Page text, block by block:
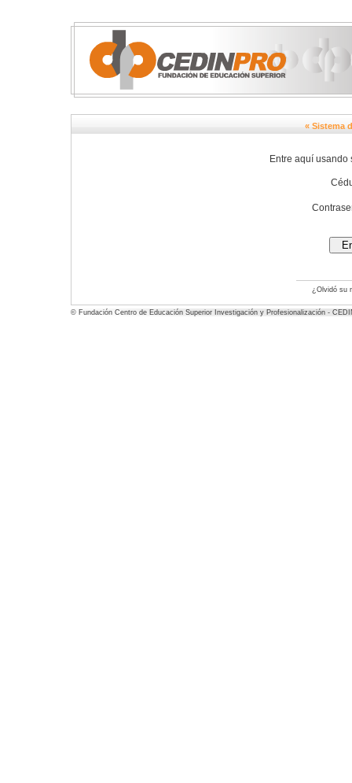
« Sistema
Entre aquí usando
¿Olvidó su
© Fundación Centro de Educación Superior Investigación y Profesionalización -